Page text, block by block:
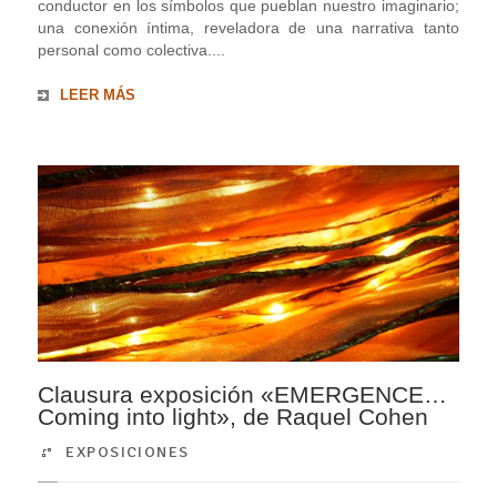
conductor en los símbolos que pueblan nuestro imaginario;
una conexión íntima, reveladora de una narrativa tanto
personal como colectiva....
LEER MÁS
Clausura exposición «EMERGENCE…
Coming into light», de Raquel Cohen
EXPOSICIONES